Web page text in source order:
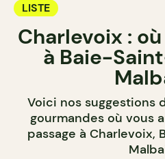
LISTE
Charlevoix :
à Baie-
Voici nos suggestions
gourmandes où vous
passage à Charlevoix,